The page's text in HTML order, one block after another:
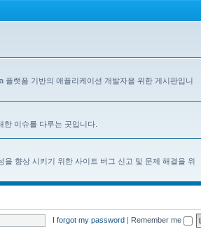
플랫폼 기반의 애플리케이션 개발자을 위한 게시판입니
이슈를 다루는 곳입니다.
향상 시키기 위한 사이트 버그 신고 및 문제 해결을 위
I forgot my password | Remember me